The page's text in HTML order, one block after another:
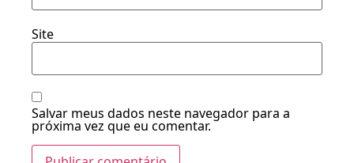
Site
Salvar meus dados neste navegador para a
próxima vez que eu comentar.